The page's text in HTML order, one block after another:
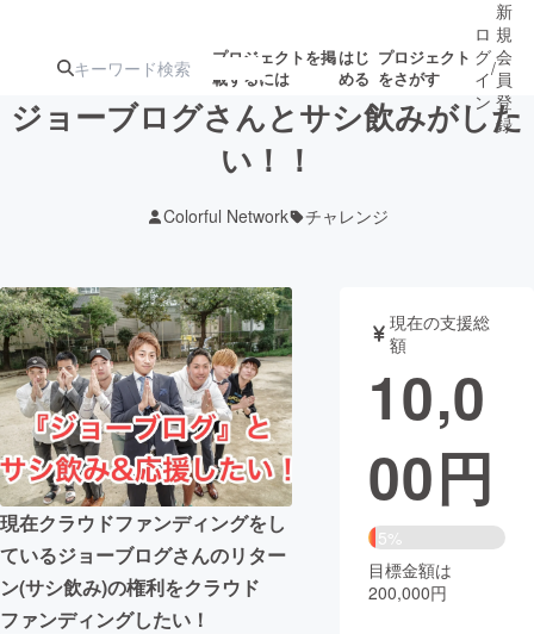
プロジェクトを掲
載するには
はじ
める
プロジェクト
をさがす
ジェクト
ロジェクト
アート・写真 音楽
テクノロジー・ガジェット ゲーム・
映像・映画 書籍・雑誌
ビジネス・起業 チャレンジ
まちづくり・地域活性化
ロ
グ
イ
ン
/
新
規
会
員
登
録
ジョーブログさんとサシ飲みがした
い！！
Colorful Network チャレンジ
現在クラウドファンディングをし
ているジョーブログさんのリター
ン(サシ飲み)の権利をクラウド
ファンディングしたい！
現在の支援総
額
10,0
00円
5%
目標金額は
200,000円